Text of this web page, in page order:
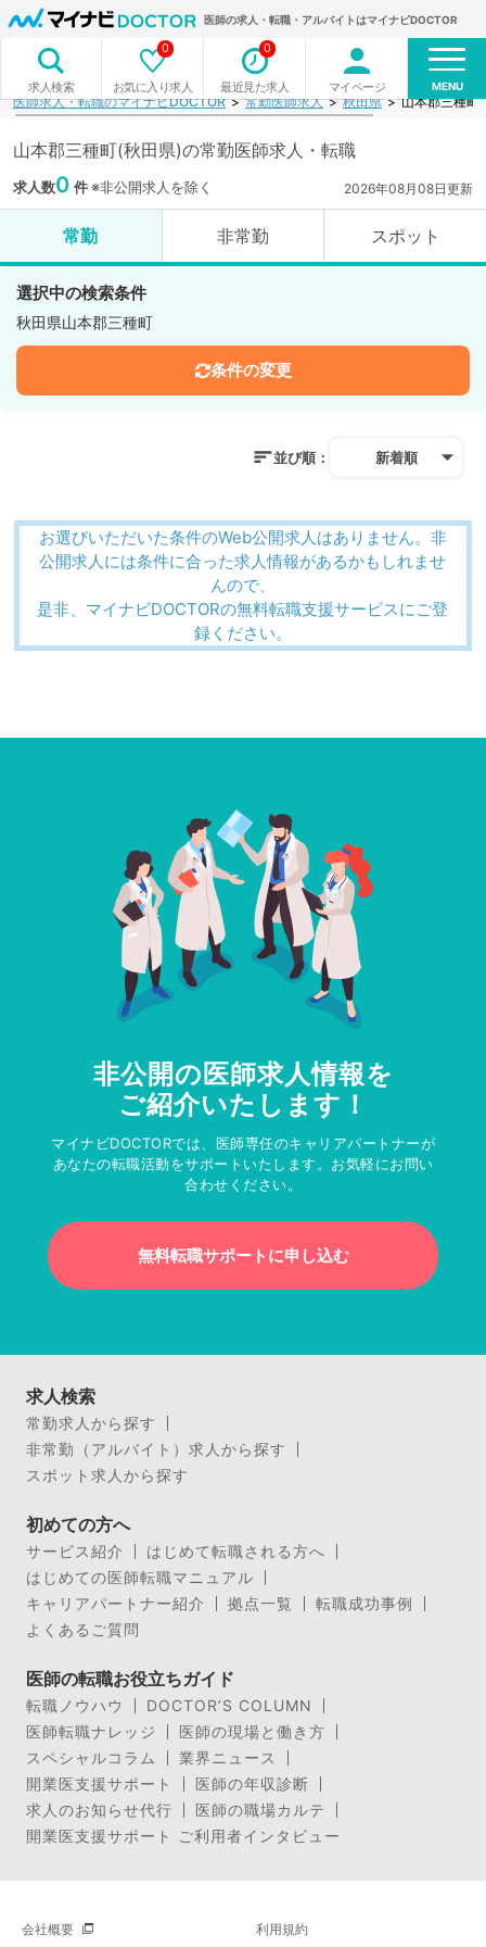
医師の求人・転職・アルバイトはマイナビDOCTOR
求人検索 お気に入り求人
0
最近見た求人
0
マイページ MENU
医師求人・転職のマイナビDOCTOR 常勤医師求人 秋田県 山本郡三種町
山本郡三種町(秋田県)の常勤医師求人・転職
求人数0 件※非公開求人を除く 2026年08月08日更新
常勤 非常勤 スポット
選択中の検索条件
秋田県山本郡三種町
条件の変更
並び順： 新着順
お選びいただいた条件のWeb公開求人はありません。非
公開求人には条件に合った求人情報があるかもしれませ
んので、
是非、マイナビDOCTORの無料転職支援サービスにご登
録ください。
非公開の医師求人情報を
ご紹介いたします！
マイナビDOCTORでは、医師専任のキャリアパートナーが
あなたの転職活動をサポートいたします。お気軽にお問い
合わせください。
無料転職サポートに申し込む
求人検索
常勤求人から探す
非常勤（アルバイト）求人から探す
スポット求人から探す
初めての方へ
サービス紹介
はじめて転職される方へ
はじめての医師転職マニュアル
キャリアパートナー紹介
拠点一覧
転職成功事例
よくあるご質問
医師の転職お役立ちガイド
転職ノウハウ
DOCTOR’S COLUMN
医師転職ナレッジ
医師の現場と働き方
スペシャルコラム
業界ニュース
開業医支援サポート
医師の年収診断
求人のお知らせ代行
医師の職場カルテ
開業医支援サポート ご利用者インタビュー
会社概要 利用規約